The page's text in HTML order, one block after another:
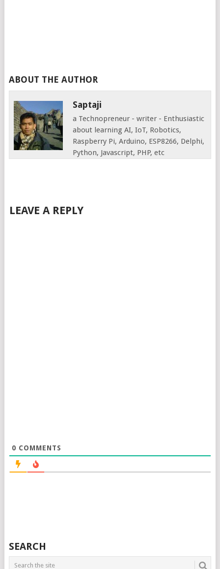
ABOUT THE AUTHOR
Saptaji
a Technopreneur - writer - Enthusiastic
about learning AI, IoT, Robotics,
Raspberry Pi, Arduino, ESP8266, Delphi,
Python, Javascript, PHP, etc
LEAVE A REPLY
0 COMMENTS
SEARCH